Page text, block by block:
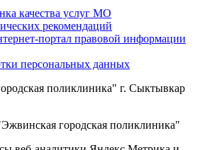
качества услуг МО
рекомендаций
портал правовой информации
персональных данных
поликлиника" г. Сыктывкар
городская поликлиника"